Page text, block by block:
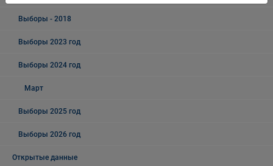
Выборы - 2018
Выборы 2023 год
Выборы 2024 год
Март
Выборы 2025 год
Выборы 2026 год
Открытые данные